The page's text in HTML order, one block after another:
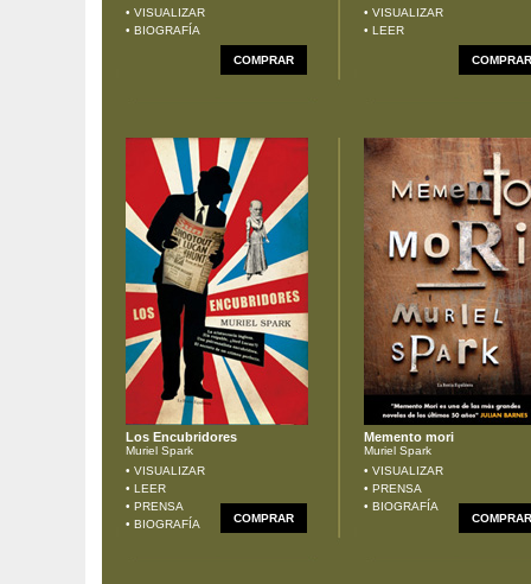
• VISUALIZAR
• BIOGRAFÍA
COMPRAR
• VISUALIZAR
• LEER
COMPRAR
Los Encubridores
Muriel Spark
• VISUALIZAR
• LEER
• PRENSA
• BIOGRAFÍA
COMPRAR
Memento mori
Muriel Spark
• VISUALIZAR
• PRENSA
• BIOGRAFÍA
COMPRAR